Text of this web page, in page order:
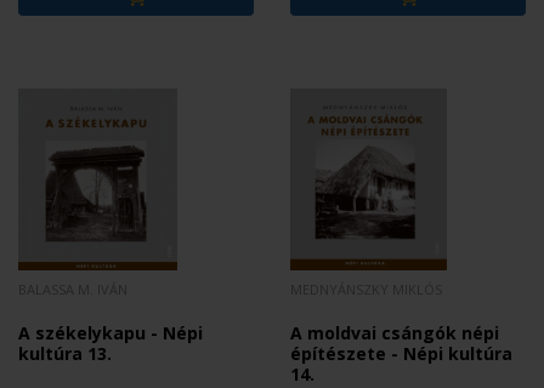
A székelykapu - Népi
kultúra 13.
A moldvai csángók népi
építészete - Népi kultúra
14.